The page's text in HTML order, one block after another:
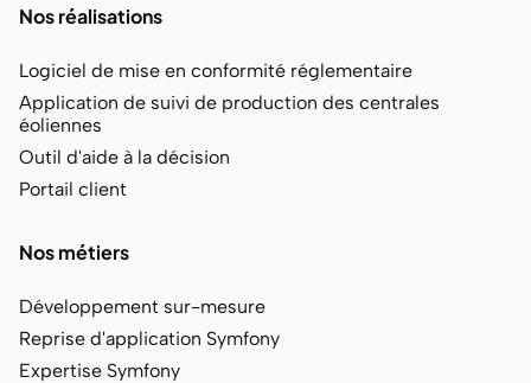
Nos réalisations
Logiciel de mise en conformité réglementaire
Application de suivi de production des centrales
éoliennes
Outil d'aide à la décision
Portail client
Nos métiers
Développement sur-mesure
Reprise d'application Symfony
Expertise Symfony